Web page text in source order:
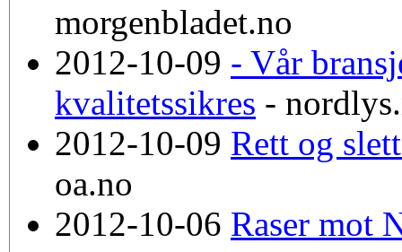
morgenbladet.no
2012-10-09 - Vår
kvalitetssikres -
2012-10-09 Rett og
oa.no
2012-10-06 Raser mot